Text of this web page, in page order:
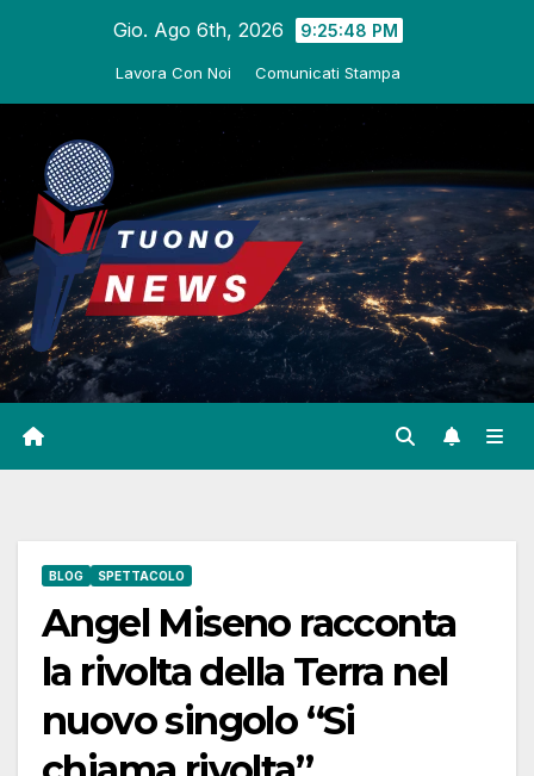
Gio. Ago 6th, 2026 9:25:49 PM
Lavora Con Noi Comunicati Stampa
BLOG SPETTACOLO
Angel Miseno racconta
la rivolta della Terra nel
nuovo singolo “Si